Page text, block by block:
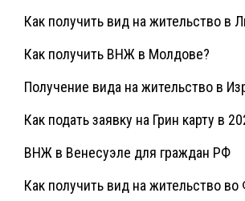
Как получить вид на жительство в
Как получить ВНЖ в Молдове?
Получение вида на жительство в
Как подать заявку на Грин карту в
ВНЖ в Венесуэле для граждан РФ
Как получить вид на жительство во